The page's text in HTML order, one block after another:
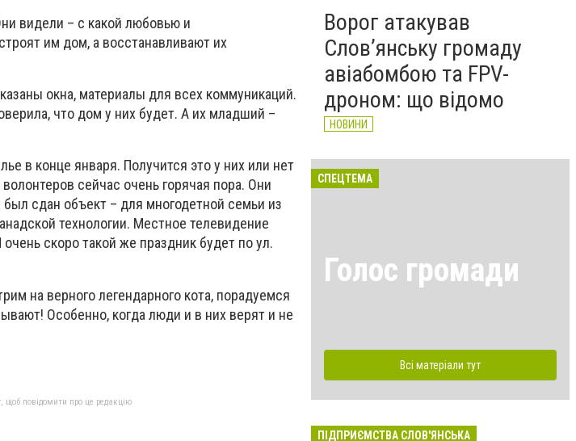
видели – с какой любовью и
им дом, а восстанавливают их
окна, материалы для всех коммуникаций.
что дом у них будет. А их младший –
в конце января. Получится это у них или нет
сейчас очень горячая пора. Они
сдан объект – для многодетной семьи из
технологии. Местное телевидение
скоро такой же праздник будет по ул.
на верного легендарного кота, порадуемся
Особенно, когда люди и в них верят и не
щоб повідомити про це редакцію
Ворог атакував
Слов’янську громаду
авіабомбою та FPV-
дроном: що відомо
НОВИНИ
СПЕЦТЕМА
Голос громади
Всі матеріали тут
ПІДПРИЄМСТВА СЛОВ'ЯНСЬКА